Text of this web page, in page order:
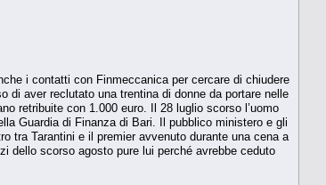
i contatti con Finmeccanica per cercare di chiudere
di aver recluta­to una trentina di donne da portare nelle
retribuite con 1.000 euro. Il 28 luglio scorso l’uomo
Guardia di Fi­nanza di Bari. Il pubblico ministero e gli
tra Tarantini e il premier avvenuto durante una cena a
dello scorso ago­sto pure lui perché avrebbe ceduto